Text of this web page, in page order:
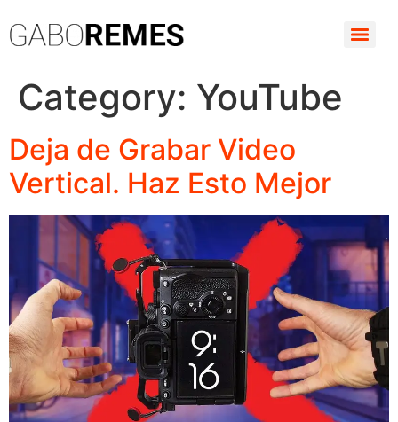
Category: YouTube
Deja de Grabar Video
Vertical. Haz Esto Mejor